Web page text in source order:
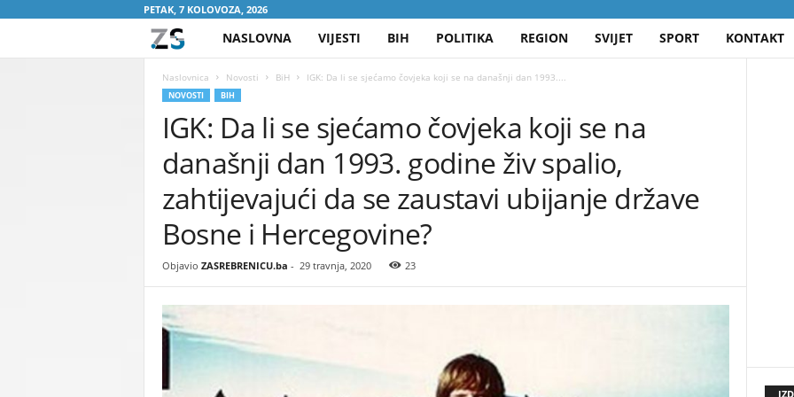
PETAK, 7 KOLOVOZA, 2026
A
E
B
R
NASLOVNA VIJESTI BIH POLITIKA REGION SVIJET SPORT KONTAKT
Naslovnica Novosti BiH IGK: Da li se sjećamo čovjeka koji se na današnji dan 1993....
NOVOSTI BIH
IGK: Da li se sjećamo čovjeka koji se na
današnji dan 1993. godine živ spalio,
zahtijevajući da se zaustavi ubijanje države
Bosne i Hercegovine?
Objavio ZASREBRENICU.ba - 29 travnja, 2020 23